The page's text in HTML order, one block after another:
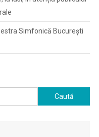
Simfonică București
Caută
după: